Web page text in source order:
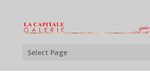
Select Page